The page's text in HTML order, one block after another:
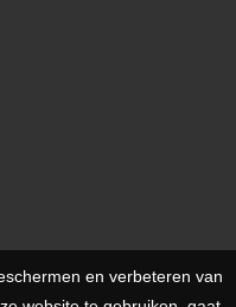
SitePack ® en verbeteren van